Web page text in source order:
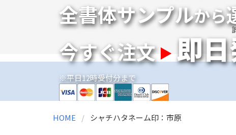
全書体サンプルから
今すぐ注文 即
※平日12時受付分まで
HOME シャチハタネーム印：市原